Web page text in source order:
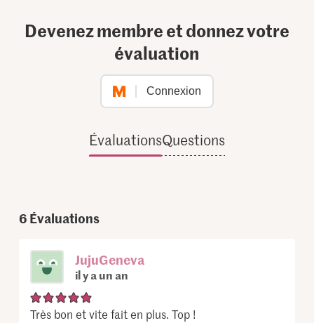
Devenez membre et donnez votre
évaluation
Connexion
ÉvaluationsQuestions
6 Évaluations
JujuGeneva
il y a un an
Très bon et vite fait en plus. Top !